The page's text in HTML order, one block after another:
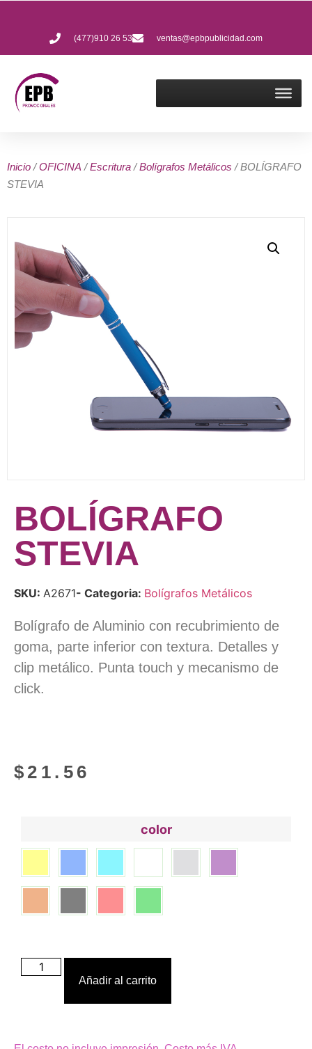
(477)910 26 53 ventas@epbpublicidad.com
Inicio /OFICINA /Escritura /Bolígrafos Metálicos / BOLÍGRAFO
STEVIA
BOLÍGRAFO
STEVIA
SKU: A2671- Categoria: Bolígrafos Metálicos
Bolígrafo de Aluminio con recubrimiento de
goma, parte inferior con textura. Detalles y
clip metálico. Punta touch y mecanismo de
click.
$ 21.56
color
Añadir al carrito